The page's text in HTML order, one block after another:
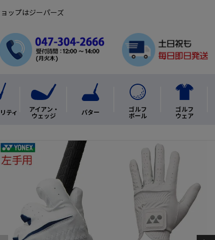
ップはジーパーズ
ティ アイアン・
ウェッジ パター ゴルフ
ボール
ゴルフ
ウェア